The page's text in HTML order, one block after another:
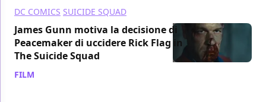
DC COMICS SUICIDE SQUAD
James Gunn motiva la decisione di
Peacemaker di uccidere Rick Flag in
The Suicide Squad
FILM